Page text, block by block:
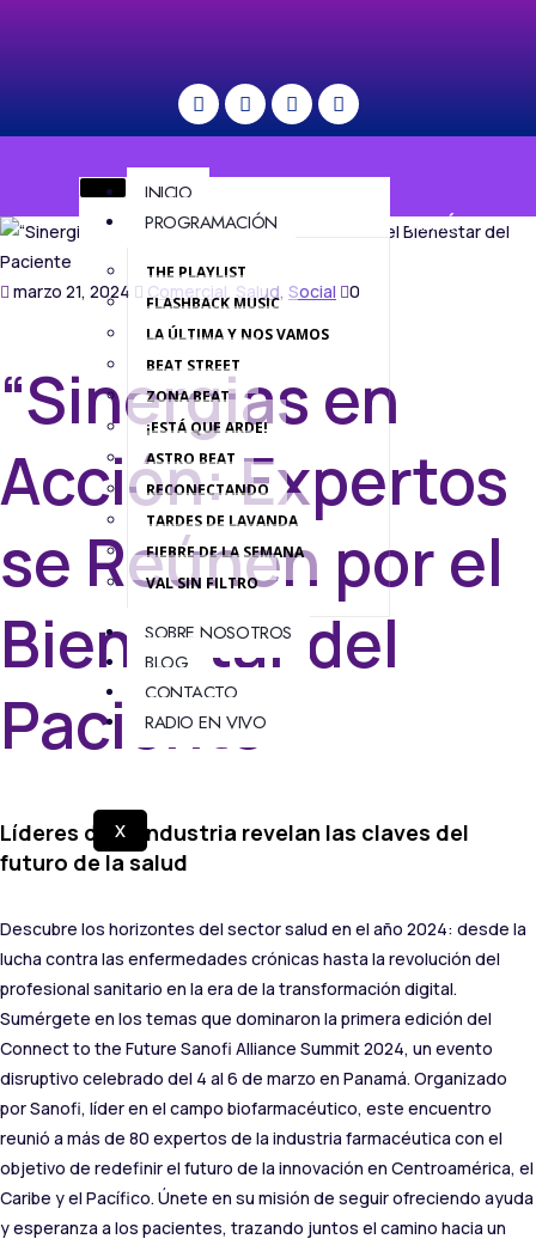
INICIO
PROGRAMACIÓN
THE PLAYLIST
FLASHBACK MUSIC
LA ÚLTIMA Y NOS VAMOS
BEAT STREET
ZONA BEAT
¡ESTÁ QUE ARDE!
ASTRO BEAT
RECONECTANDO
TARDES DE LAVANDA
FIEBRE DE LA SEMANA
VAL SIN FILTRO
SOBRE NOSOTROS
BLOG
CONTACTO
RADIO EN VIVO
X
MENÚ
marzo 21, 2024 Comercial, Salud, Social 0
“Sinergias en
Acción: Expertos
se Reúnen por el
Bienestar del
Paciente
Líderes de la industria revelan las claves del
futuro de la salud
Descubre los horizontes del sector salud en el año 2024: desde la
lucha contra las enfermedades crónicas hasta la revolución del
profesional sanitario en la era de la transformación digital.
Sumérgete en los temas que dominaron la primera edición del
Connect to the Future Sanofi Alliance Summit 2024, un evento
disruptivo celebrado del 4 al 6 de marzo en Panamá. Organizado
por Sanofi, líder en el campo biofarmacéutico, este encuentro
reunió a más de 80 expertos de la industria farmacéutica con el
objetivo de redefinir el futuro de la innovación en Centroamérica, el
Caribe y el Pacífico. Únete en su misión de seguir ofreciendo ayuda
y esperanza a los pacientes, trazando juntos el camino hacia un